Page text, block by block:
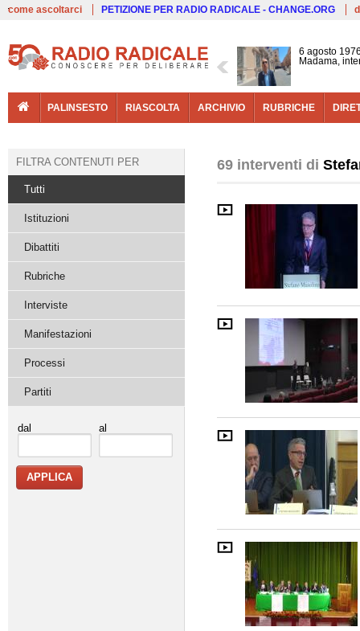
come ascoltarci PETIZIONE PER RADIO RADICALE - CHANGE.ORG
6 agosto
Madama,
PALINSESTO RIASCOLTA ARCHIVIO RUBRICHE
69 interventi di
FILTRA CONTENUTI PER
Tutti
Istituzioni
Dibattiti
Rubriche
Interviste
Manifestazioni
Processi
Partiti
dal al